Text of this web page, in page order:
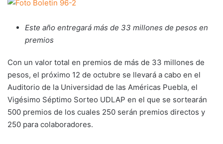
Este año entregará más de 33 millones de pesos en
premios
Con un valor total en premios de más de 33 millones de
pesos, el próximo 12 de octubre se llevará a cabo en el
Auditorio de la Universidad de las Américas Puebla, el
Vigésimo Séptimo Sorteo UDLAP en el que se sortearán
500 premios de los cuales 250 serán premios directos y
250 para colaboradores.